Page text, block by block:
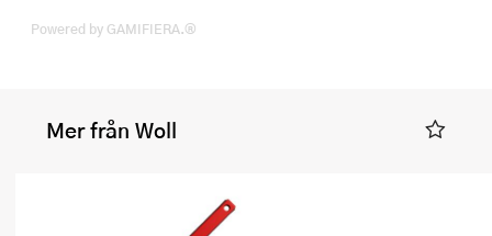
Powered by GAMIFIERA.®
Mer från Woll